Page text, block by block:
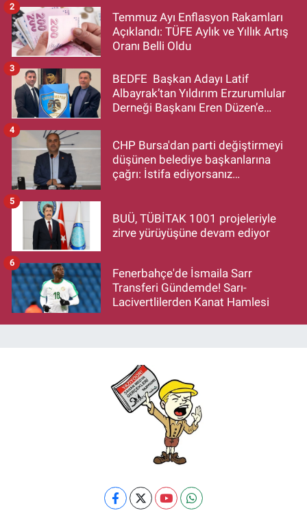
Temmuz Ayı Enflasyon Rakamları
Açıklandı: TÜFE Aylık ve Yıllık Artış
Oranı Belli Oldu
2
BEDFE Başkan Adayı Latif
Albayrak’tan Yıldırım Erzurumlular
Derneği Başkanı Eren Düzen’e
3
CHP Bursa'dan parti değiştirmeyi
düşünen belediye başkanlarına
çağrı: İstifa ediyorsanız
4
BUÜ, TÜBİTAK 1001 projeleriyle
zirve yürüyüşüne devam ediyor
5
Fenerbahçe'de İsmaila Sarr
Transferi Gündemde! Sarı-
Lacivertlilerden Kanat Hamlesi
6